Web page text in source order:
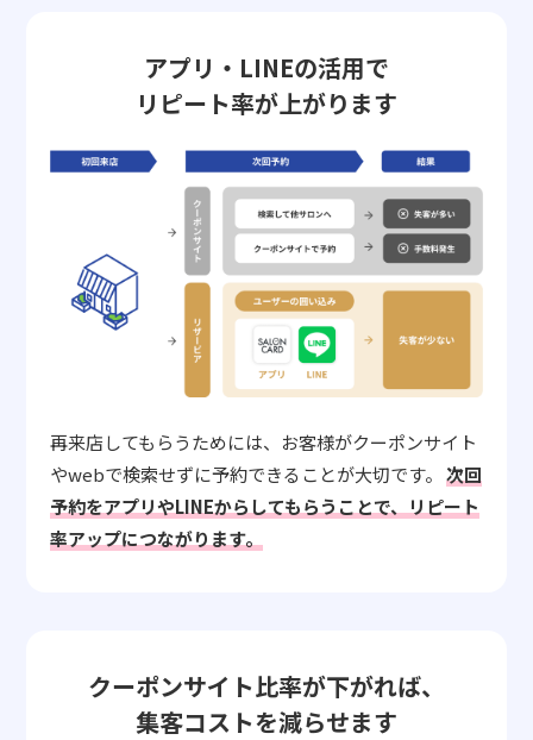
アプリ・LINEの活用で
リピート率が上がります
再来店してもらうためには、お客様がクーポンサイト
やwebで検索せずに予約できることが大切です。 次回
予約をアプリやLINEからしてもらうことで、リピート
率アップにつながります。
クーポンサイト比率が下がれば、
集客コストを減らせます